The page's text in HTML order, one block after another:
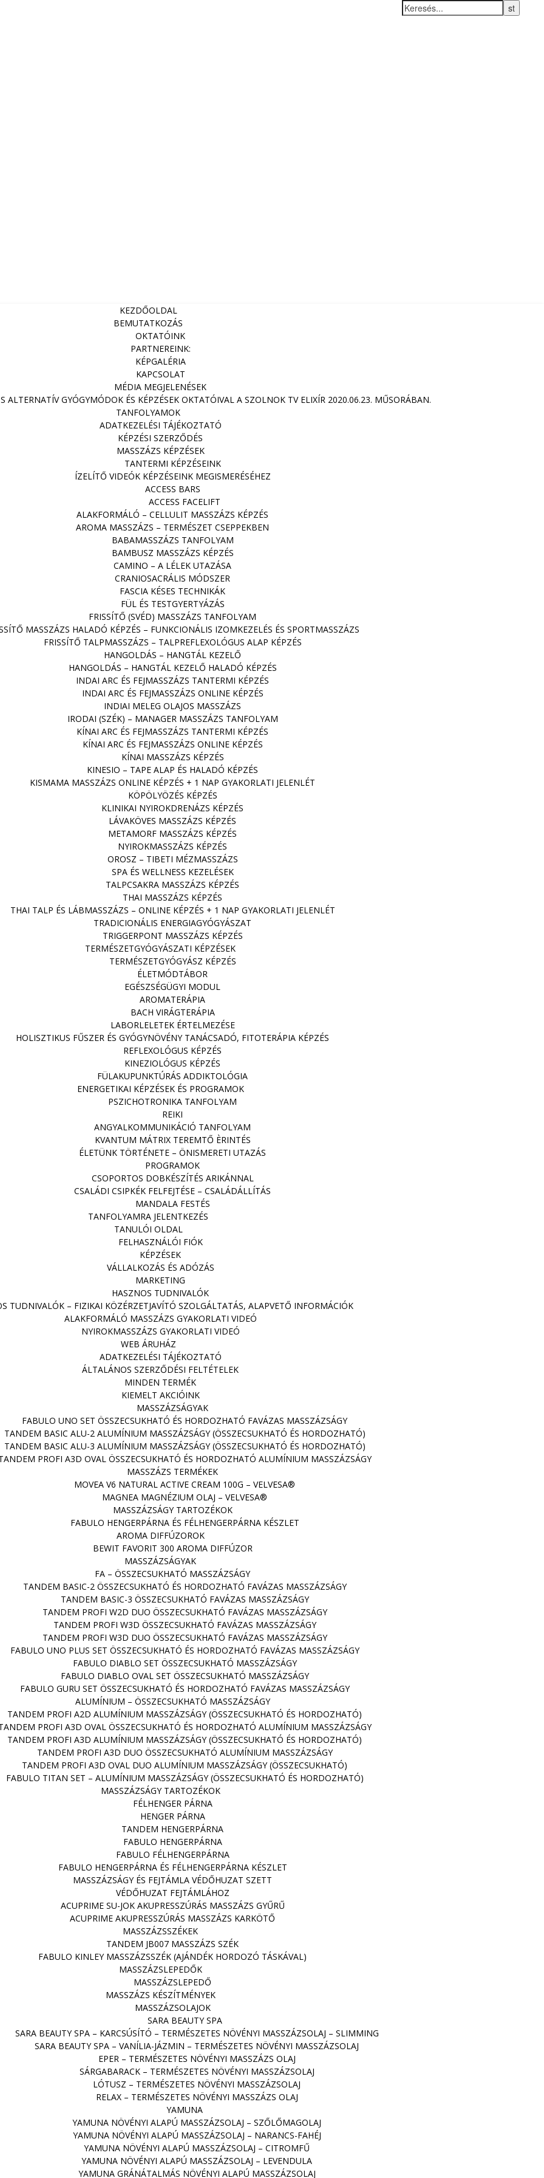
KEZDŐOLDAL
BEMUTATKOZÁS
OKTATÓINK
PARTNEREINK:
KÉPGALÉRIA
KAPCSOLAT
MÉDIA MEGJELENÉSEK
ALTERNATÍV GYÓGYMÓDOK ÉS KÉPZÉSEK OKTATÓIVAL A SZOLNOK TV ELIXÍR 2020.06.23. MŰSORÁBAN.
TANFOLYAMOK
ADATKEZELÉSI TÁJÉKOZTATÓ
KÉPZÉSI SZERZŐDÉS
MASSZÁZS KÉPZÉSEK
TANTERMI KÉPZÉSEINK
ÍZELÍTŐ VIDEÓK KÉPZÉSEINK MEGISMERÉSÉHEZ
ACCESS BARS
ACCESS FACELIFT
ALAKFORMÁLÓ – CELLULIT MASSZÁZS KÉPZÉS
AROMA MASSZÁZS – TERMÉSZET CSEPPEKBEN
BABAMASSZÁZS TANFOLYAM
BAMBUSZ MASSZÁZS KÉPZÉS
CAMINO – A LÉLEK UTAZÁSA
CRANIOSACRÁLIS MÓDSZER
FASCIA KÉSES TECHNIKÁK
FÜL ÉS TESTGYERTYÁZÁS
FRISSÍTŐ (SVÉD) MASSZÁZS TANFOLYAM
MASSZÁZS HALADÓ KÉPZÉS – FUNKCIONÁLIS IZOMKEZELÉS ÉS SPORTMASSZÁZS
FRISSÍTŐ TALPMASSZÁZS – TALPREFLEXOLÓGUS ALAP KÉPZÉS
HANGOLDÁS – HANGTÁL KEZELŐ
HANGOLDÁS – HANGTÁL KEZELŐ HALADÓ KÉPZÉS
INDAI ARC ÉS FEJMASSZÁZS TANTERMI KÉPZÉS
INDAI ARC ÉS FEJMASSZÁZS ONLINE KÉPZÉS
INDIAI MELEG OLAJOS MASSZÁZS
IRODAI (SZÉK) – MANAGER MASSZÁZS TANFOLYAM
KÍNAI ARC ÉS FEJMASSZÁZS TANTERMI KÉPZÉS
KÍNAI ARC ÉS FEJMASSZÁZS ONLINE KÉPZÉS
KÍNAI MASSZÁZS KÉPZÉS
KINESIO – TAPE ALAP ÉS HALADÓ KÉPZÉS
KISMAMA MASSZÁZS ONLINE KÉPZÉS + 1 NAP GYAKORLATI JELENLÉT
KÖPÖLYÖZÉS KÉPZÉS
KLINIKAI NYIROKDRENÁZS KÉPZÉS
LÁVAKÖVES MASSZÁZS KÉPZÉS
METAMORF MASSZÁZS KÉPZÉS
NYIROKMASSZÁZS KÉPZÉS
OROSZ – TIBETI MÉZMASSZÁZS
SPA ÉS WELLNESS KEZELÉSEK
TALPCSAKRA MASSZÁZS KÉPZÉS
THAI MASSZÁZS KÉPZÉS
THAI TALP ÉS LÁBMASSZÁZS – ONLINE KÉPZÉS + 1 NAP GYAKORLATI JELENLÉT
TRADICIONÁLIS ENERGIAGYÓGYÁSZAT
TRIGGERPONT MASSZÁZS KÉPZÉS
TERMÉSZETGYÓGYÁSZATI KÉPZÉSEK
TERMÉSZETGYÓGYÁSZ KÉPZÉS
ÉLETMÓDTÁBOR
EGÉSZSÉGÜGYI MODUL
AROMATERÁPIA
BACH VIRÁGTERÁPIA
LABORLELETEK ÉRTELMEZÉSE
HOLISZTIKUS FŰSZER ÉS GYÓGYNÖVÉNY TANÁCSADÓ, FITOTERÁPIA KÉPZÉS
REFLEXOLÓGUS KÉPZÉS
KINEZIOLÓGUS KÉPZÉS
FÜLAKUPUNKTÚRÁS ADDIKTOLÓGIA
ENERGETIKAI KÉPZÉSEK ÉS PROGRAMOK
PSZICHOTRONIKA TANFOLYAM
REIKI
ANGYALKOMMUNIKÁCIÓ TANFOLYAM
KVANTUM MÁTRIX TEREMTŐ ÈRINTÉS
ÉLETÜNK TÖRTÉNETE – ÖNISMERETI UTAZÁS
PROGRAMOK
CSOPORTOS DOBKÉSZÍTÉS ARIKÁNNAL
CSALÁDI CSIPKÉK FELFEJTÉSE – CSALÁDÁLLÍTÁS
MANDALA FESTÉS
TANFOLYAMRA JELENTKEZÉS
TANULÓI OLDAL
FELHASZNÁLÓI FIÓK
KÉPZÉSEK
VÁLLALKOZÁS ÉS ADÓZÁS
MARKETING
HASZNOS TUDNIVALÓK
TUDNIVALÓK – FIZIKAI KÖZÉRZETJAVÍTÓ SZOLGÁLTATÁS, ALAPVETŐ INFORMÁCIÓK
ALAKFORMÁLÓ MASSZÁZS GYAKORLATI VIDEÓ
NYIROKMASSZÁZS GYAKORLATI VIDEÓ
WEB ÁRUHÁZ
ADATKEZELÉSI TÁJÉKOZTATÓ
ÁLTALÁNOS SZERZŐDÉSI FELTÉTELEK
MINDEN TERMÉK
KIEMELT AKCIÓINK
MASSZÁZSÁGYAK
FABULO UNO SET ÖSSZECSUKHATÓ ÉS HORDOZHATÓ FAVÁZAS MASSZÁZSÁGY
TANDEM BASIC ALU-2 ALUMÍNIUM MASSZÁZSÁGY (ÖSSZECSUKHATÓ ÉS HORDOZHATÓ)
TANDEM BASIC ALU-3 ALUMÍNIUM MASSZÁZSÁGY (ÖSSZECSUKHATÓ ÉS HORDOZHATÓ)
PROFI A3D OVAL ÖSSZECSUKHATÓ ÉS HORDOZHATÓ ALUMÍNIUM MASSZÁZSÁGY
MASSZÁZS TERMÉKEK
MOVEA V6 NATURAL ACTIVE CREAM 100G – VELVESA®
MAGNEA MAGNÉZIUM OLAJ – VELVESA®
MASSZÁZSÁGY TARTOZÉKOK
FABULO HENGERPÁRNA ÉS FÉLHENGERPÁRNA KÉSZLET
AROMA DIFFÚZOROK
BEWIT FAVORIT 300 AROMA DIFFÚZOR
MASSZÁZSÁGYAK
FA – ÖSSZECSUKHATÓ MASSZÁZSÁGY
TANDEM BASIC-2 ÖSSZECSUKHATÓ ÉS HORDOZHATÓ FAVÁZAS MASSZÁZSÁGY
TANDEM BASIC-3 ÖSSZECSUKHATÓ FAVÁZAS MASSZÁZSÁGY
TANDEM PROFI W2D DUO ÖSSZECSUKHATÓ FAVÁZAS MASSZÁZSÁGY
TANDEM PROFI W3D ÖSSZECSUKHATÓ FAVÁZAS MASSZÁZSÁGY
TANDEM PROFI W3D DUO ÖSSZECSUKHATÓ FAVÁZAS MASSZÁZSÁGY
FABULO UNO PLUS SET ÖSSZECSUKHATÓ ÉS HORDOZHATÓ FAVÁZAS MASSZÁZSÁGY
FABULO DIABLO SET ÖSSZECSUKHATÓ MASSZÁZSÁGY
FABULO DIABLO OVAL SET ÖSSZECSUKHATÓ MASSZÁZSÁGY
FABULO GURU SET ÖSSZECSUKHATÓ ÉS HORDOZHATÓ FAVÁZAS MASSZÁZSÁGY
ALUMÍNIUM – ÖSSZECSUKHATÓ MASSZÁZSÁGY
TANDEM PROFI A2D ALUMÍNIUM MASSZÁZSÁGY (ÖSSZECSUKHATÓ ÉS HORDOZHATÓ)
PROFI A3D OVAL ÖSSZECSUKHATÓ ÉS HORDOZHATÓ ALUMÍNIUM MASSZÁZSÁGY
TANDEM PROFI A3D ALUMÍNIUM MASSZÁZSÁGY (ÖSSZECSUKHATÓ ÉS HORDOZHATÓ)
TANDEM PROFI A3D DUO ÖSSZECSUKHATÓ ALUMÍNIUM MASSZÁZSÁGY
TANDEM PROFI A3D OVAL DUO ALUMÍNIUM MASSZÁZSÁGY (ÖSSZECSUKHATÓ)
FABULO TITAN SET – ALUMÍNIUM MASSZÁZSÁGY (ÖSSZECSUKHATÓ ÉS HORDOZHATÓ)
MASSZÁZSÁGY TARTOZÉKOK
FÉLHENGER PÁRNA
HENGER PÁRNA
TANDEM HENGERPÁRNA
FABULO HENGERPÁRNA
FABULO FÉLHENGERPÁRNA
FABULO HENGERPÁRNA ÉS FÉLHENGERPÁRNA KÉSZLET
MASSZÁZSÁGY ÉS FEJTÁMLA VÉDŐHUZAT SZETT
VÉDŐHUZAT FEJTÁMLÁHOZ
ACUPRIME SU-JOK AKUPRESSZÚRÁS MASSZÁZS GYŰRŰ
ACUPRIME AKUPRESSZÚRÁS MASSZÁZS KARKÖTŐ
MASSZÁZSSZÉKEK
TANDEM JB007 MASSZÁZS SZÉK
FABULO KINLEY MASSZÁZSSZÉK (AJÁNDÉK HORDOZÓ TÁSKÁVAL)
MASSZÁZSLEPEDŐK
MASSZÁZSLEPEDŐ
MASSZÁZS KÉSZÍTMÉNYEK
MASSZÁZSOLAJOK
SARA BEAUTY SPA
SARA BEAUTY SPA – KARCSÚSÍTÓ – TERMÉSZETES NÖVÉNYI MASSZÁZSOLAJ – SLIMMING
SARA BEAUTY SPA – VANÍLIA-JÁZMIN – TERMÉSZETES NÖVÉNYI MASSZÁZSOLAJ
EPER – TERMÉSZETES NÖVÉNYI MASSZÁZS OLAJ
SÁRGABARACK – TERMÉSZETES NÖVÉNYI MASSZÁZSOLAJ
LÓTUSZ – TERMÉSZETES NÖVÉNYI MASSZÁZSOLAJ
RELAX – TERMÉSZETES NÖVÉNYI MASSZÁZS OLAJ
YAMUNA
YAMUNA NÖVÉNYI ALAPÚ MASSZÁZSOLAJ – SZŐLŐMAGOLAJ
YAMUNA NÖVÉNYI ALAPÚ MASSZÁZSOLAJ – NARANCS-FAHÉJ
YAMUNA NÖVÉNYI ALAPÚ MASSZÁZSOLAJ – CITROMFŰ
YAMUNA NÖVÉNYI ALAPÚ MASSZÁZSOLAJ – LEVENDULA
YAMUNA GRÁNÁTALMÁS NÖVÉNYI ALAPÚ MASSZÁZSOLAJ